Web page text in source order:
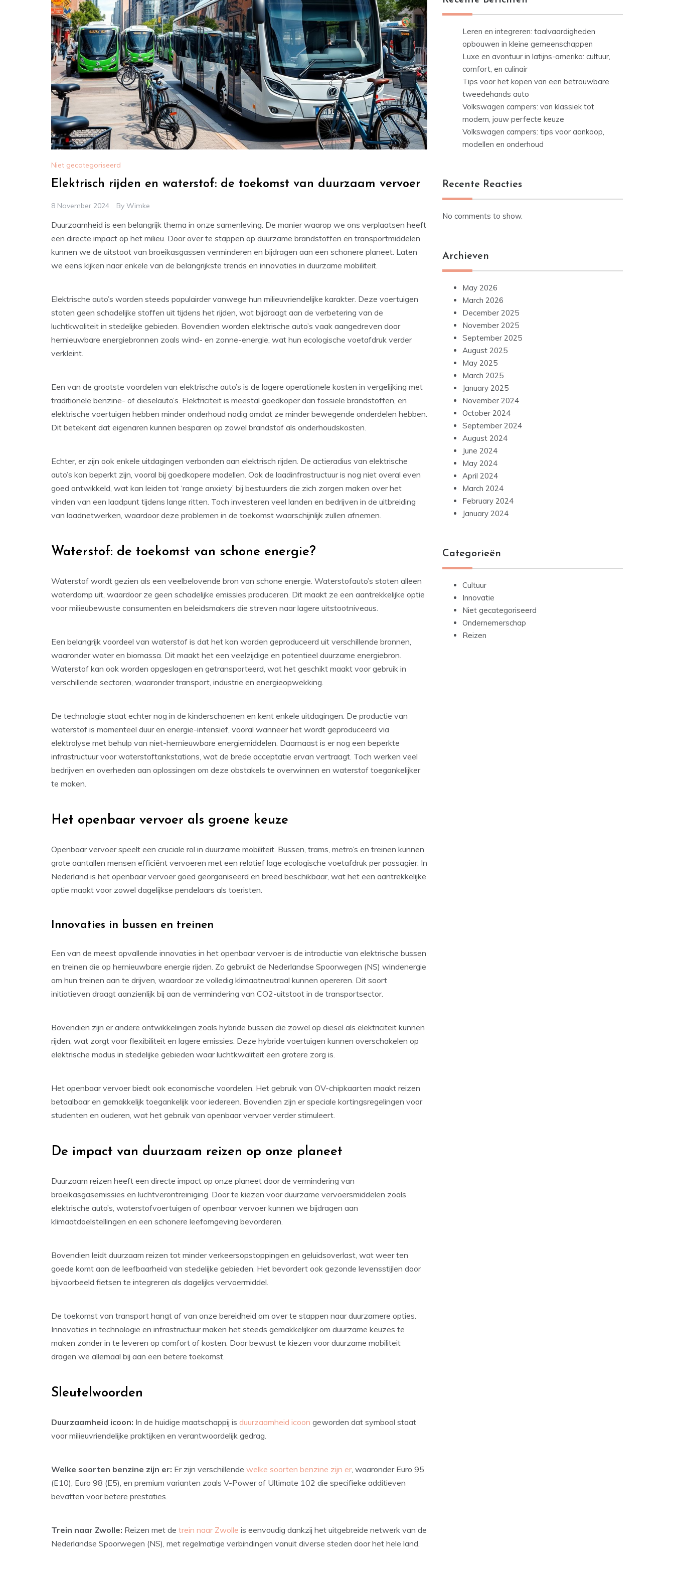
Niet gecategoriseerd
Elektrisch rijden en waterstof: de toekomst van duurzaam vervoer
8 November 2024 By Wimke
Duurzaamheid is een belangrijk thema in onze samenleving. De manier waarop we ons verplaatsen heeft
een directe impact op het milieu. Door over te stappen op duurzame brandstoffen en transportmiddelen
kunnen we de uitstoot van broeikasgassen verminderen en bijdragen aan een schonere planeet. Laten
we eens kijken naar enkele van de belangrijkste trends en innovaties in duurzame mobiliteit.
Elektrische auto’s worden steeds populairder vanwege hun milieuvriendelijke karakter. Deze voertuigen
stoten geen schadelijke stoffen uit tijdens het rijden, wat bijdraagt aan de verbetering van de
luchtkwaliteit in stedelijke gebieden. Bovendien worden elektrische auto’s vaak aangedreven door
hernieuwbare energiebronnen zoals wind- en zonne-energie, wat hun ecologische voetafdruk verder
verkleint.
Een van de grootste voordelen van elektrische auto’s is de lagere operationele kosten in vergelijking met
traditionele benzine- of dieselauto’s. Elektriciteit is meestal goedkoper dan fossiele brandstoffen, en
elektrische voertuigen hebben minder onderhoud nodig omdat ze minder bewegende onderdelen hebben.
Dit betekent dat eigenaren kunnen besparen op zowel brandstof als onderhoudskosten.
Echter, er zijn ook enkele uitdagingen verbonden aan elektrisch rijden. De actieradius van elektrische
auto’s kan beperkt zijn, vooral bij goedkopere modellen. Ook de laadinfrastructuur is nog niet overal even
goed ontwikkeld, wat kan leiden tot ‘range anxiety’ bij bestuurders die zich zorgen maken over het
vinden van een laadpunt tijdens lange ritten. Toch investeren veel landen en bedrijven in de uitbreiding
van laadnetwerken, waardoor deze problemen in de toekomst waarschijnlijk zullen afnemen.
Waterstof: de toekomst van schone energie?
Waterstof wordt gezien als een veelbelovende bron van schone energie. Waterstofauto’s stoten alleen
waterdamp uit, waardoor ze geen schadelijke emissies produceren. Dit maakt ze een aantrekkelijke optie
voor milieubewuste consumenten en beleidsmakers die streven naar lagere uitstootniveaus.
Een belangrijk voordeel van waterstof is dat het kan worden geproduceerd uit verschillende bronnen,
waaronder water en biomassa. Dit maakt het een veelzijdige en potentieel duurzame energiebron.
Waterstof kan ook worden opgeslagen en getransporteerd, wat het geschikt maakt voor gebruik in
verschillende sectoren, waaronder transport, industrie en energieopwekking.
De technologie staat echter nog in de kinderschoenen en kent enkele uitdagingen. De productie van
waterstof is momenteel duur en energie-intensief, vooral wanneer het wordt geproduceerd via
elektrolyse met behulp van niet-hernieuwbare energiemiddelen. Daarnaast is er nog een beperkte
infrastructuur voor waterstoftankstations, wat de brede acceptatie ervan vertraagt. Toch werken veel
bedrijven en overheden aan oplossingen om deze obstakels te overwinnen en waterstof toegankelijker
te maken.
Het openbaar vervoer als groene keuze
Openbaar vervoer speelt een cruciale rol in duurzame mobiliteit. Bussen, trams, metro’s en treinen kunnen
grote aantallen mensen efficiënt vervoeren met een relatief lage ecologische voetafdruk per passagier. In
Nederland is het openbaar vervoer goed georganiseerd en breed beschikbaar, wat het een aantrekkelijke
optie maakt voor zowel dagelijkse pendelaars als toeristen.
Innovaties in bussen en treinen
Een van de meest opvallende innovaties in het openbaar vervoer is de introductie van elektrische bussen
en treinen die op hernieuwbare energie rijden. Zo gebruikt de Nederlandse Spoorwegen (NS) windenergie
om hun treinen aan te drijven, waardoor ze volledig klimaatneutraal kunnen opereren. Dit soort
initiatieven draagt aanzienlijk bij aan de vermindering van CO2-uitstoot in de transportsector.
Bovendien zijn er andere ontwikkelingen zoals hybride bussen die zowel op diesel als elektriciteit kunnen
rijden, wat zorgt voor flexibiliteit en lagere emissies. Deze hybride voertuigen kunnen overschakelen op
elektrische modus in stedelijke gebieden waar luchtkwaliteit een grotere zorg is.
Het openbaar vervoer biedt ook economische voordelen. Het gebruik van OV-chipkaarten maakt reizen
betaalbaar en gemakkelijk toegankelijk voor iedereen. Bovendien zijn er speciale kortingsregelingen voor
studenten en ouderen, wat het gebruik van openbaar vervoer verder stimuleert.
De impact van duurzaam reizen op onze planeet
Duurzaam reizen heeft een directe impact op onze planeet door de vermindering van
broeikasgasemissies en luchtverontreiniging. Door te kiezen voor duurzame vervoersmiddelen zoals
elektrische auto’s, waterstofvoertuigen of openbaar vervoer kunnen we bijdragen aan
klimaatdoelstellingen en een schonere leefomgeving bevorderen.
Bovendien leidt duurzaam reizen tot minder verkeersopstoppingen en geluidsoverlast, wat weer ten
goede komt aan de leefbaarheid van stedelijke gebieden. Het bevordert ook gezonde levensstijlen door
bijvoorbeeld fietsen te integreren als dagelijks vervoermiddel.
De toekomst van transport hangt af van onze bereidheid om over te stappen naar duurzamere opties.
Innovaties in technologie en infrastructuur maken het steeds gemakkelijker om duurzame keuzes te
maken zonder in te leveren op comfort of kosten. Door bewust te kiezen voor duurzame mobiliteit
dragen we allemaal bij aan een betere toekomst.
Sleutelwoorden
Duurzaamheid icoon: In de huidige maatschappij is duurzaamheid icoon geworden dat symbool staat
voor milieuvriendelijke praktijken en verantwoordelijk gedrag.
Welke soorten benzine zijn er: Er zijn verschillende welke soorten benzine zijn er, waaronder Euro 95
(E10), Euro 98 (E5), en premium varianten zoals V-Power of Ultimate 102 die specifieke additieven
bevatten voor betere prestaties.
Trein naar Zwolle: Reizen met de trein naar Zwolle is eenvoudig dankzij het uitgebreide netwerk van de
Nederlandse Spoorwegen (NS), met regelmatige verbindingen vanuit diverse steden door het hele land.
Leren en integreren: taalvaardigheden
opbouwen in kleine gemeenschappen
Luxe en avontuur in latijns-amerika: cultuur,
comfort, en culinair
Tips voor het kopen van een betrouwbare
tweedehands auto
Volkswagen campers: van klassiek tot
modern, jouw perfecte keuze
Volkswagen campers: tips voor aankoop,
modellen en onderhoud
Recente Reacties
No comments to show.
Archieven
May 2026
March 2026
December 2025
November 2025
September 2025
August 2025
May 2025
March 2025
January 2025
November 2024
October 2024
September 2024
August 2024
June 2024
May 2024
April 2024
March 2024
February 2024
January 2024
Categorieën
Cultuur
Innovatie
Niet gecategoriseerd
Ondernemerschap
Reizen